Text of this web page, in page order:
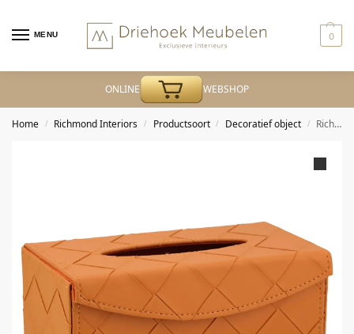
MENU 0
ONLINE WEBSHOP
Home / Richmond Interiors / Productsoort / Decoratief object / Richmond – Decoratief object Molly orange tissue box